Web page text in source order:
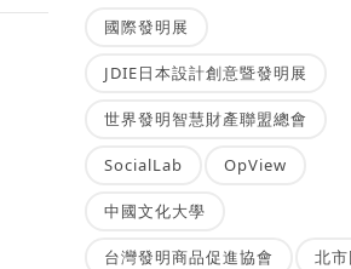
國際發明展
JDIE日本設計創意暨發明展
世界發明智慧財產聯盟總會
SocialLab OpView
中國文化大學
台灣發明商品促進協會 北市